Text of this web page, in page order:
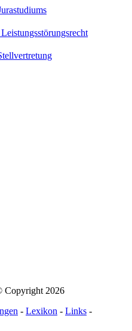
Copyright 2026
- Lexikon - Links -